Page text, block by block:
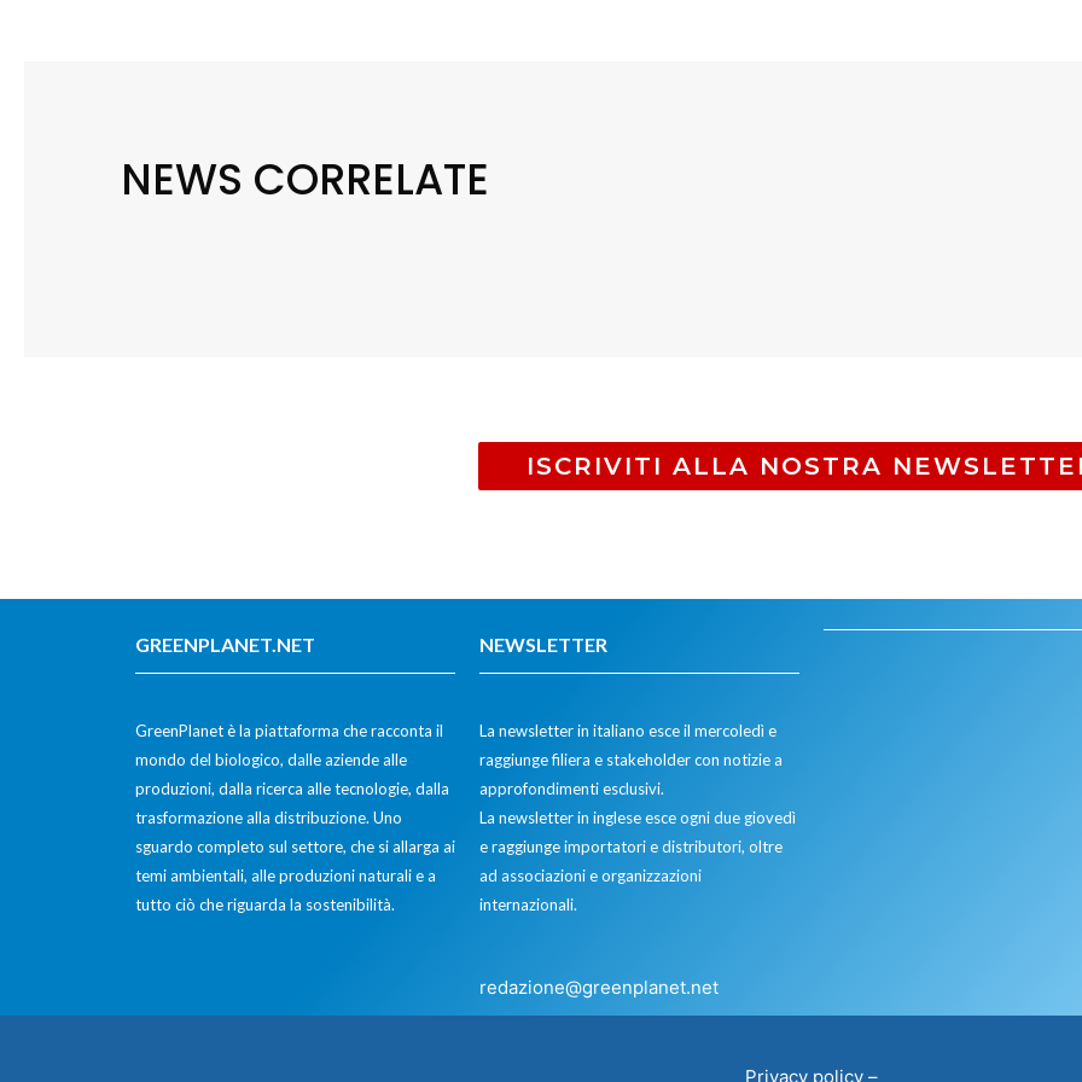
NEWS CORRELATE
ISCRIVITI ALLA NOSTRA
GREENPLANET.NET
GreenPlanet è la piattaforma che racconta il
mondo del biologico, dalle aziende alle
produzioni, dalla ricerca alle tecnologie, dalla
trasformazione alla distribuzione. Uno
sguardo completo sul settore, che si allarga ai
temi ambientali, alle produzioni naturali e a
tutto ciò che riguarda la sostenibilità.
NEWSLETTER
La newsletter in italiano esce il mercoledì e
raggiunge filiera e stakeholder con notizie a
approfondimenti esclusivi.
La newsletter in inglese esce ogni due giovedì
e raggiunge importatori e distributori, oltre
ad associazioni e organizzazioni
internazionali.
redazione@greenplanet.net
Privacy policy –